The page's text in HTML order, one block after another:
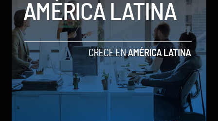
Qwen 3.8-Max, la nueva IA de Alibaba que desafía a
los modelos más poderosos
by Sergio Ramos
Actualidad
5 de agosto de 2026